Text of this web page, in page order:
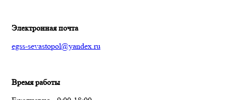
Электронная почта
egss-sevastopol@yandex.ru
Время работы